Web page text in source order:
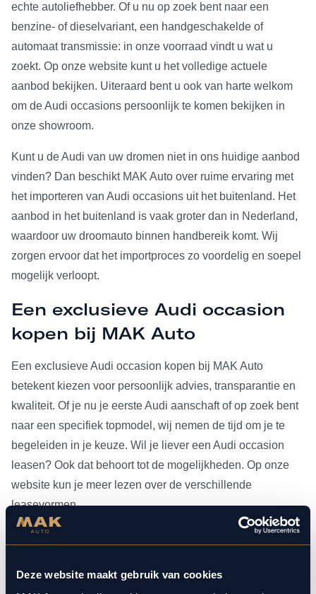
Deze website maakt gebruik van cookies
echte autoliefhebber. Of u nu op zoek bent naar een
benzine- of dieselvariant, een handgeschakelde of
automaat transmissie: in onze voorraad vindt u wat u
zoekt. Op onze website kunt u het volledige actuele
aanbod bekijken. Uiteraard bent u ook van harte welkom
om de Audi occasions persoonlijk te komen bekijken in
onze showroom.
Kunt u de Audi van uw dromen niet in ons huidige aanbod
vinden? Dan beschikt MAK Auto over ruime ervaring met
het importeren van Audi occasions uit het buitenland. Het
aanbod in het buitenland is vaak groter dan in Nederland,
waardoor uw droomauto binnen handbereik komt. Wij
zorgen ervoor dat het importproces zo voordelig en soepel
mogelijk verloopt.
Een exclusieve Audi occasion
kopen bij MAK Auto
Een exclusieve Audi occasion kopen bij MAK Auto
betekent kiezen voor persoonlijk advies, transparantie en
kwaliteit. Of je nu je eerste Audi aanschaft of op zoek bent
naar een specifiek topmodel, wij nemen de tijd om je te
begeleiden in je keuze. Wil je liever een Audi occasion
leasen? Ook dat behoort tot de mogelijkheden. Op onze
website kun je meer lezen over de verschillende
leasevormen.
Heb je je Audi occasion eenmaal gevonden, dan kun je
aangesloten bij Bosch Car Service, beschikken onze